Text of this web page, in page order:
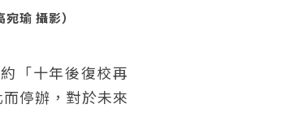
瑜 攝影）
「十年後復校再
停辦，對於未來